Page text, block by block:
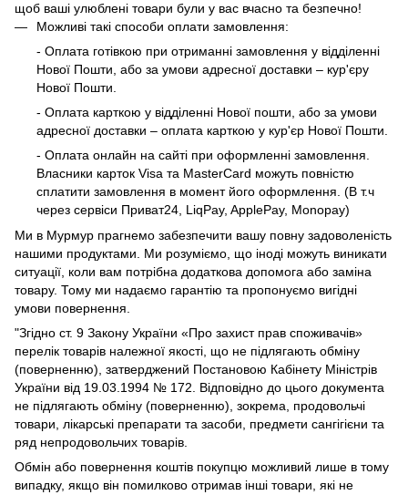
щоб ваші улюблені товари були у вас вчасно та безпечно!
Можливі такі способи оплати замовлення:
- Оплата готівкою при отриманні замовлення у відділенні
Нової Пошти, або за умови адресної доставки – кур'єру
Нової Пошти.
- Оплата карткою у відділенні Нової пошти, або за умови
адресної доставки – оплата карткою у кур'єр Нової Пошти.
- Оплата онлайн на сайті при оформленні замовлення.
Власники карток Visa та MasterCard можуть повністю
сплатити замовлення в момент його оформлення. (В т.ч
через сервіси Приват24, LiqPay, ApplePay, Monopay)
Ми в Мурмур прагнемо забезпечити вашу повну задоволеність
нашими продуктами. Ми розуміємо, що іноді можуть виникати
ситуації, коли вам потрібна додаткова допомога або заміна
товару. Тому ми надаємо гарантію та пропонуємо вигідні
умови повернення.
"Згідно ст. 9 Закону України «Про захист прав споживачів»
перелік товарів належної якості, що не підлягають обміну
(поверненню), затверджений Постановою Кабінету Міністрів
України від 19.03.1994 № 172. Відповідно до цього документа
не підлягають обміну (поверненню), зокрема, продовольчі
товари, лікарські препарати та засоби, предмети сангігієни та
ряд непродовольчих товарів.
Обмін або повернення коштів покупцю можливий лише в тому
випадку, якщо він помилково отримав інші товари, які не